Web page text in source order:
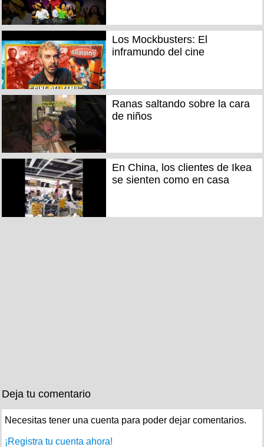
Los Mockbusters: El
inframundo del cine
Ranas saltando sobre la cara
de niños
En China, los clientes de Ikea
se sienten como en casa
Deja tu comentario
Necesitas tener una cuenta para poder dejar comentarios.
¡Registra tu cuenta ahora!